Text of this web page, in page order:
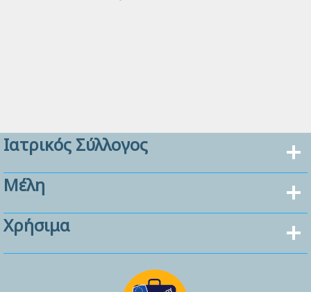
Ιατρικός Σύλλογος
Μέλη
Χρήσιμα